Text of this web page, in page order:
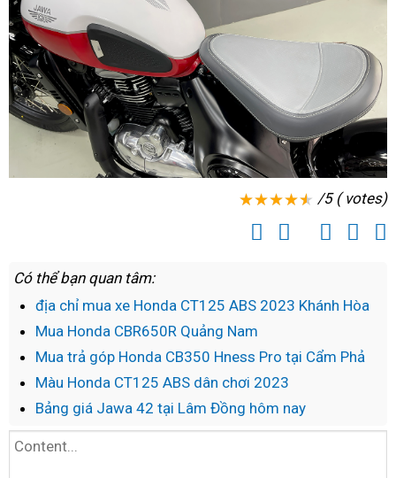
không
/5 ( votes)
Có thể bạn quan tâm:
địa chỉ mua xe Honda CT125 ABS 2023 Khánh Hòa
Mua Honda CBR650R Quảng Nam
Mua trả góp Honda CB350 Hness Pro tại Cẩm Phả
Màu Honda CT125 ABS dân chơi 2023
Bảng giá Jawa 42 tại Lâm Đồng hôm nay